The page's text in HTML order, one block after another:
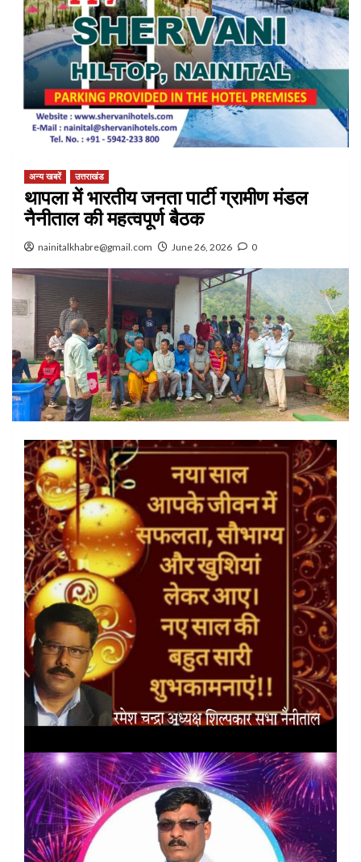
अन्य खबरें उत्तराखंड
थापला में भारतीय जनता पार्टी ग्रामीण मंडल
नैनीताल की महत्वपूर्ण बैठक
nainitalkhabre@gmail.com June 26, 2026 0